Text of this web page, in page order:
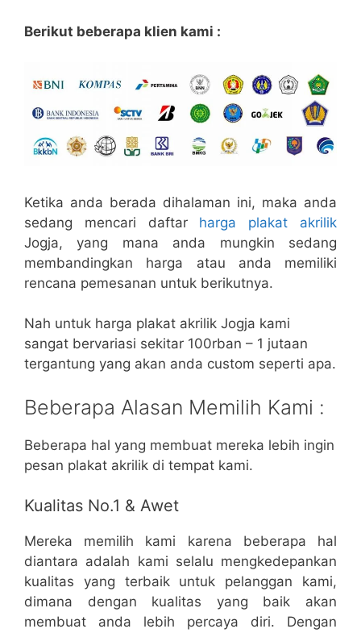
Berikut beberapa klien kami :
Ketika anda berada dihalaman ini, maka anda
sedang mencari daftar harga plakat akrilik
Jogja, yang mana anda mungkin sedang
membandingkan harga atau anda memiliki
rencana pemesanan untuk berikutnya.
Nah untuk harga plakat akrilik Jogja kami
sangat bervariasi sekitar 100rban – 1 jutaan
tergantung yang akan anda custom seperti apa.
Beberapa Alasan Memilih Kami :
Beberapa hal yang membuat mereka lebih ingin
pesan plakat akrilik di tempat kami.
Kualitas No.1 & Awet
Mereka memilih kami karena beberapa hal
diantara adalah kami selalu mengkedepankan
kualitas yang terbaik untuk pelanggan kami,
dimana dengan kualitas yang baik akan
membuat anda lebih percaya diri. Dengan